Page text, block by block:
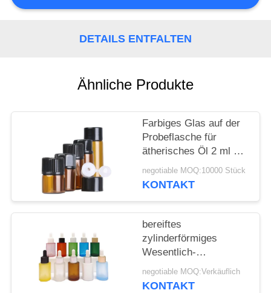
ANFORDERN
SITEMAP
PRIVACY
POLICY
DETAILS ENTFALTEN
Ähnliche Produkte
Farbiges Glas auf der
Probeflasche für
ätherisches Öl 2 ml 3
ml 5 ml
negotiable MOQ:10000 Stück
KONTAKT
bereiftes
zylinderförmiges
Wesentlich-
kosmetisches flaches
Schulter-
negotiable MOQ:Verkäuflich
KONTAKT